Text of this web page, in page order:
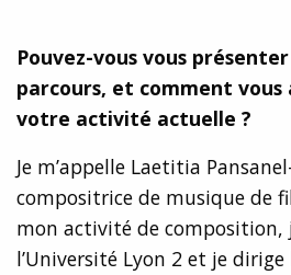
Pouvez-vous vous
parcours, et comment
votre activité actuelle ?
Je m’appelle Laetitia
compositrice de musique de
mon activité de composition,
l’Université Lyon 2 et je dirige